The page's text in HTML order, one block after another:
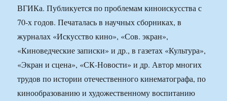
ВГИКа. Публикуется по проблемам киноискусства с
70-х годов. Печаталась в научных сборниках, в
журналах «Искусство кино», «Сов. экран»,
«Киноведческие записки» и др., в газетах «Культура»,
«Экран и сцена», «СК-Новости» и др. Автор многих
трудов по истории отечественного кинематографа, по
кинообразованию и художественному воспитанию